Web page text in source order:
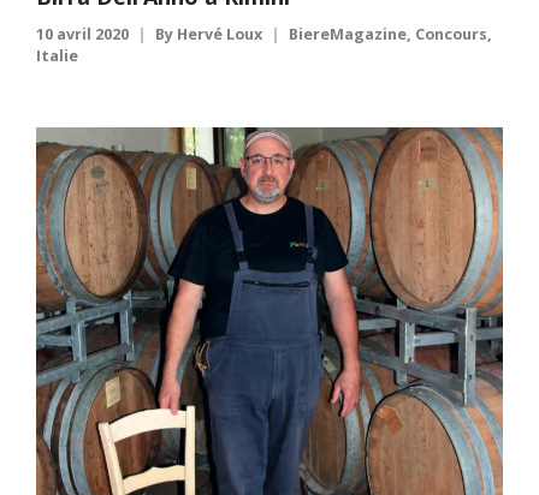
10 avril 2020 By Hervé Loux BiereMagazine, Concours,
Italie